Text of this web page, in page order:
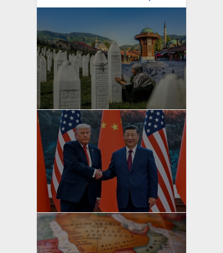
yazan
Bahri Ak
yazan
Bahri Ak